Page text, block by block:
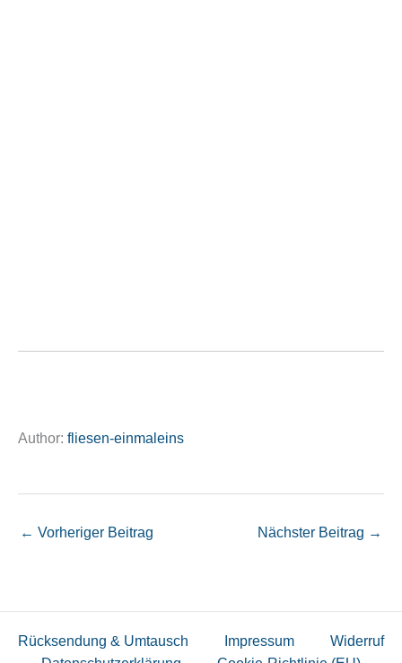
Author: fliesen-einmaleins
← Vorheriger Beitrag Nächster Beitrag →
Rücksendung & Umtausch Impressum
Widerruf